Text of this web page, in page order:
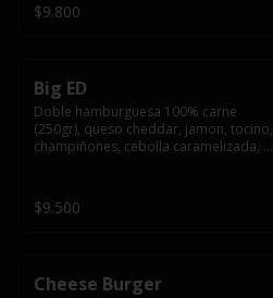
$9.800
Big ED
Doble hamburguesa 100% carne
(250gr), queso cheddar, jamon, tocino,
champiñones, cebolla caramelizada,
$9.500
Cheese Burger